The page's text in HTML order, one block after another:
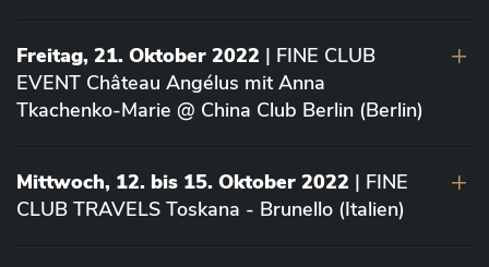
Freitag, 21. Oktober 2022 | FINE CLUB
EVENT Château Angélus mit Anna
Tkachenko-Marie @ China Club Berlin (Berlin)
Mittwoch, 12. bis 15. Oktober 2022 | FINE
CLUB TRAVELS Toskana - Brunello (Italien)